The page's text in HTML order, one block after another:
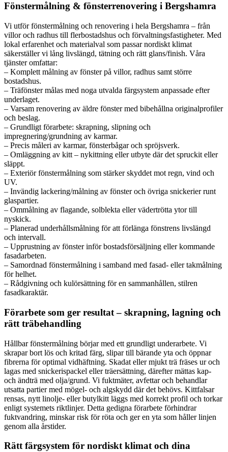
Fönstermålning & fönsterrenovering i Bergshamra
Vi utför fönstermålning och renovering i hela Bergshamra – från
villor och radhus till flerbostadshus och förvaltningsfastigheter. Med
lokal erfarenhet och materialval som passar nordiskt klimat
säkerställer vi lång livslängd, tätning och rätt glans/finish. Våra
tjänster omfattar:
– Komplett målning av fönster på villor, radhus samt större
bostadshus.
– Träfönster målas med noga utvalda färgsystem anpassade efter
underlaget.
– Varsam renovering av äldre fönster med bibehållna originalprofiler
och beslag.
– Grundligt förarbete: skrapning, slipning och
impregnering/grundning av karmar.
– Precis måleri av karmar, fönsterbågar och spröjsverk.
– Omläggning av kitt – nykittning eller utbyte där det spruckit eller
släppt.
– Exteriör fönstermålning som stärker skyddet mot regn, vind och
UV.
– Invändig lackering/målning av fönster och övriga snickerier runt
glaspartier.
– Ommålning av flagande, solblekta eller vädertrötta ytor till
nyskick.
– Planerad underhållsmålning för att förlänga fönstrens livslängd
och intervall.
– Upprustning av fönster inför bostadsförsäljning eller kommande
fasadarbeten.
– Samordnad fönstermålning i samband med fasad- eller takmålning
för helhet.
– Rådgivning och kulörsättning för en sammanhållen, stilren
fasadkaraktär.
Förarbete som ger resultat – skrapning, lagning och
rätt träbehandling
Hållbar fönstermålning börjar med ett grundligt underarbete. Vi
skrapar bort lös och kritad färg, slipar till bärande yta och öppnar
fibrerna för optimal vidhäftning. Skadat eller mjukt trä fräses ur och
lagas med snickerispackel eller träersättning, därefter mättas kap-
och ändträ med olja/grund. Vi fuktmäter, avfettar och behandlar
utsatta partier med mögel- och algskydd där det behövs. Kittfalsar
rensas, nytt linolje- eller butylkitt läggs med korrekt profil och torkar
enligt systemets riktlinjer. Detta gedigna förarbete förhindrar
fuktvandring, minskar risk för röta och ger en yta som håller linjen
genom alla årstider.
Rätt färgsystem för nordiskt klimat och dina